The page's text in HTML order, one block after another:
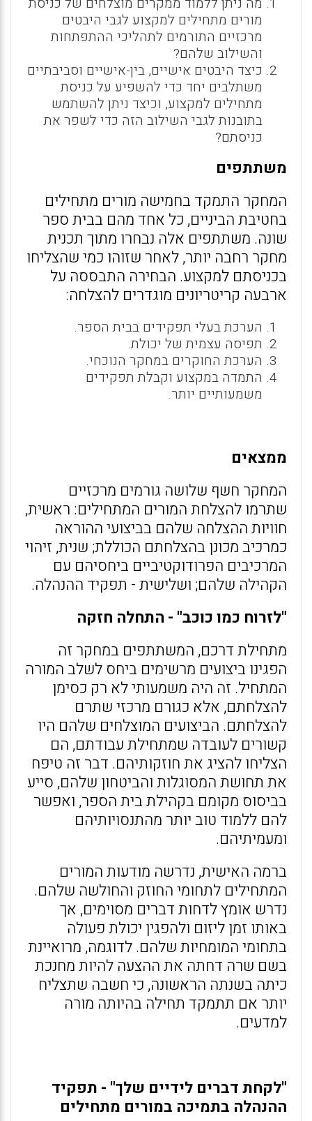
מורים מתחילים למקצוע לגבי היבטים
מרכזיים התורמים לתהליכי ההתפתחות
והשילוב שלהם?
כיצד היבטים אישיים, בין-אישיים וסביבתיים
משתלבים יחד כדי להשפיע על כניסת
מתחילים למקצוע, וכיצד ניתן להשתמש
בתובנות לגבי השילוב הזה כדי לשפר את
כניסתם?
משתתפים
המחקר התמקד בחמישה מורים מתחילים
בחטיבת הביניים, כל אחד מהם בבית ספר
שונה. משתתפים אלה נבחרו מתוך תכנית
מחקר רחבה יותר, לאחר שזוהו כמי שהצליחו
בכניסתם למקצוע. הבחירה התבססה על
ארבעה קריטריונים מוגדרים להצלחה:
הערכת בעלי תפקידים בבית הספר.
תפיסה עצמית של יכולת.
הערכת החוקרים במחקר הנוכחי.
התמדה במקצוע וקבלת תפקידים
משמעותיים יותר.
ממצאים
המחקר חשף שלושה גורמים מרכזיים
שתרמו להצלחת המורים המתחילים: ראשית,
חוויות ההצלחה שלהם בביצועי ההוראה
כמרכיב מכונן בהצלחתם הכוללת; שנית, זיהוי
המרכיבים הפרודוקטיביים ביחסיהם עם
הקהילה שלהם; ושלישית - תפקיד ההנהלה.
"לזרוח כמו כוכב" - התחלה חזקה
מתחילת דרכם, המשתתפים במחקר זה
הפגינו ביצועים מרשימים ביחס לשלב המורה
המתחיל. זה היה משמעותי לא רק כסימן
להצלחתם, אלא כגורם מרכזי שתרם
להצלחתם. הביצועים המוצלחים שלהם היו
קשורים לעובדה שמתחילת עבודתם, הם
הצליחו להציג את חוזקותיהם. דבר זה טיפח
את תחושת המסוגלות והביטחון שלהם, סייע
בביסוס מקומם בקהילת בית הספר, ואפשר
להם ללמוד טוב יותר מהתנסויותיהם
ומעמיתיהם.
ברמה האישית, נדרשה מודעות המורים
המתחילים לתחומי החוזק והחולשה שלהם.
נדרש אומץ לדחות דברים מסוימים, אך
באותו זמן ליזום ולהפגין יכולת פעולה
בתחומי המומחיות שלהם. לדוגמה, מרואיינת
בשם שרה דחתה את ההצעה להיות מחנכת
כיתה בשנתה הראשונה, כי חשבה שתצליח
יותר אם תתמקד תחילה בהיותה מורה
למדעים.
"לקחת דברים לידיים שלך" - תפקיד
ההנהלה בתמיכה במורים מתחילים